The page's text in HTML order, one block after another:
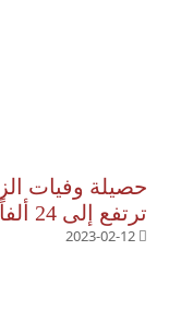
حصيلة وفيات
ترتفع إلى 24 ألفاً و617 شخصاً
2023-02-12